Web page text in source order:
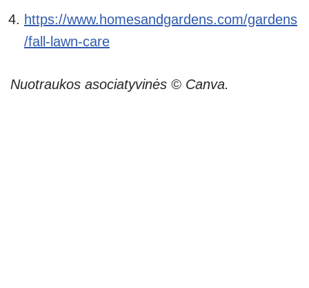
https://www.homesandgardens.com/gardens
/fall-lawn-care
Nuotraukos asociatyvinės © Canva.